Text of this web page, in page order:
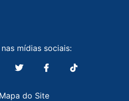
mídias sociais:
Mapa do Site